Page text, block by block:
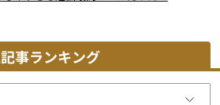
事ランキング